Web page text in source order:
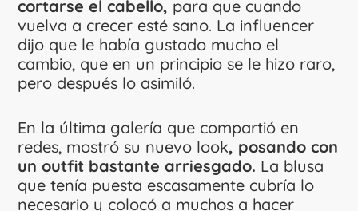
cortarse el cabello, para que cuando
vuelva a crecer esté sano. La influencer
dijo que le había gustado mucho el
cambio, que en un principio se le hizo raro,
pero después lo asimiló.
En la última galería que compartió en
redes, mostró su nuevo look, posando con
un outfit bastante arriesgado. La blusa
que tenía puesta escasamente cubría lo
necesario y colocó a muchos a hacer